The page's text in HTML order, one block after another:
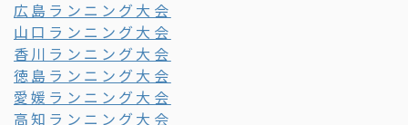
広島ランニング大会
山口ランニング大会
香川ランニング大会
徳島ランニング大会
愛媛ランニング大会
高知ランニング大会